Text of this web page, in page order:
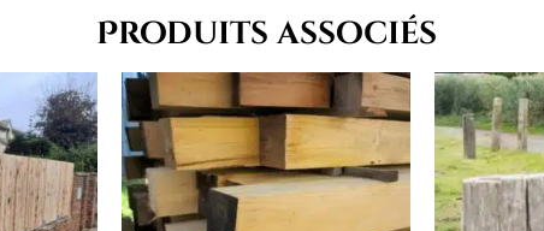
Produits associés